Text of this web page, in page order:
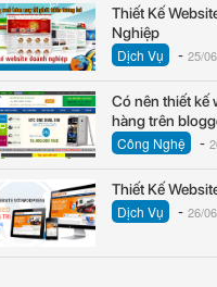
Thiết Kế
Nghiệp
Dịch Vụ - 25/
Có nên thiết kế
hàng trên
Công Nghệ -
Thiết Kế
Dịch Vụ - 26/